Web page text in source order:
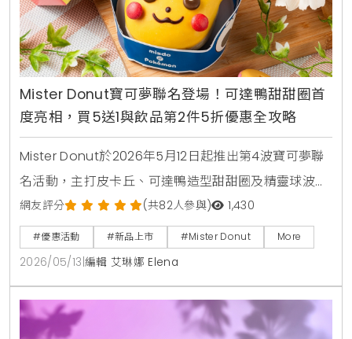
Mister Donut寶可夢聯名登場！可達鴨甜甜圈首
度亮相，買5送1與飲品第2件5折優惠全攻略
Mister Donut於2026年5月12日起推出第4波寶可夢聯
名活動，主打皮卡丘、可達鴨造型甜甜圈及精靈球波
堤。活動同步推出不鏽鋼吸管杯、旅行收納袋等5款實
用加購周邊，並享有買5送1及飲品第2件5折等限時優
惠，打造夏日療癒系美食饗宴。
網友評分 (共82人參與) 1,430
#優惠活動 #新品上市 #Mister Donut More
2026/05/13 編輯 艾琳娜 Elena